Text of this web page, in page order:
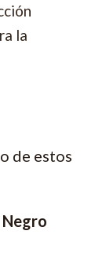
la
de estos